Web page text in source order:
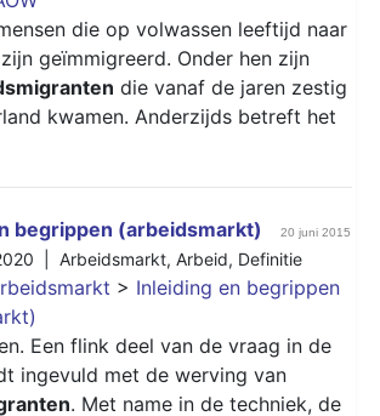
die op volwassen leeftijd naar
geïmmigreerd. Onder hen zijn
die vanaf de jaren zestig
kwamen. Anderzijds betreft het
begrippen (arbeidsmarkt) 20 juni 2015
| Arbeidsmarkt, Arbeid, Definitie
> Inleiding en begrippen
Een flink deel van de vraag in de
ingevuld met de werving van
. Met name in de techniek, de